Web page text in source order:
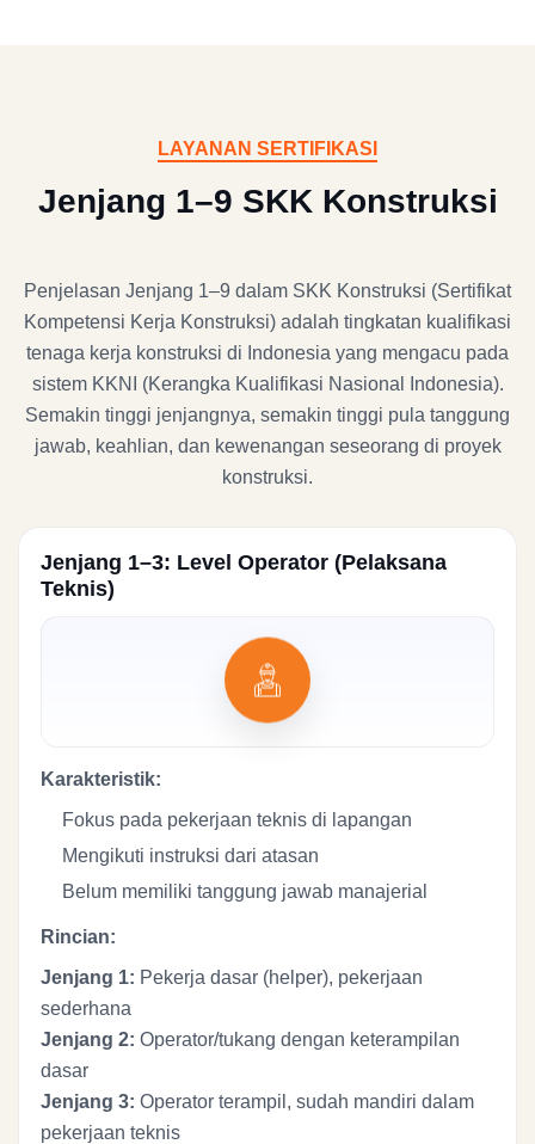
LAYANAN SERTIFIKASI
Jenjang 1–9 SKK Konstruksi
Penjelasan Jenjang 1–9 dalam SKK Konstruksi (Sertifikat
Kompetensi Kerja Konstruksi) adalah tingkatan kualifikasi
tenaga kerja konstruksi di Indonesia yang mengacu pada
sistem KKNI (Kerangka Kualifikasi Nasional Indonesia).
Semakin tinggi jenjangnya, semakin tinggi pula tanggung
jawab, keahlian, dan kewenangan seseorang di proyek
konstruksi.
Jenjang 1–3: Level Operator (Pelaksana
Teknis)
Karakteristik:
Fokus pada pekerjaan teknis di lapangan
Mengikuti instruksi dari atasan
Belum memiliki tanggung jawab manajerial
Rincian:
Jenjang 1: Pekerja dasar (helper), pekerjaan
sederhana
Jenjang 2: Operator/tukang dengan keterampilan
dasar
Jenjang 3: Operator terampil, sudah mandiri dalam
pekerjaan teknis